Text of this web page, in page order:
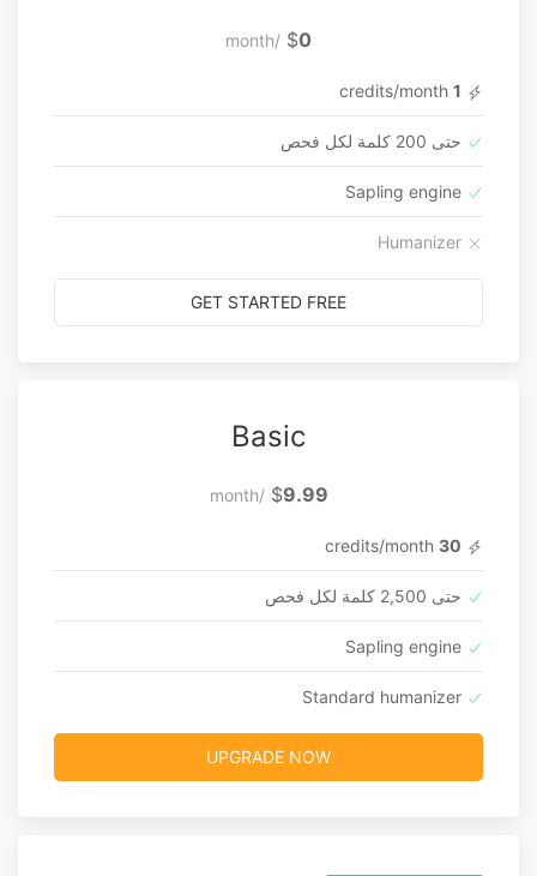
/month
credits/month
حتى 200 كلمة لكل فحص
GET STARTED FREE
Basic
$9.99
/month
30
credits/month
حتى 2,500 كلمة لكل فحص
UPGRADE NOW